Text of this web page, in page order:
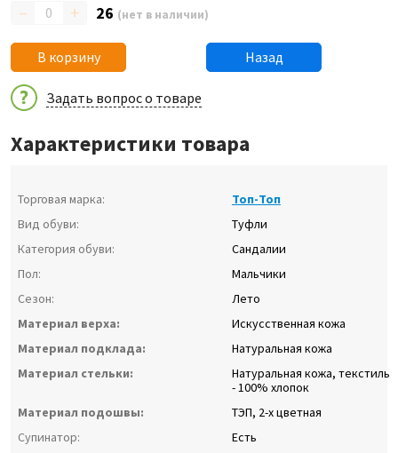
– + 26 (нет в наличии)
В корзину Назад
Задать вопрос о товаре
Характеристики товара
Торговая марка:
Топ-Топ
Вид обуви:
Туфли
Категория обуви:
Сандалии
Пол:
Мальчики
Сезон:
Лето
Материал верха:
Искусственная кожа
Материал подклада:
Натуральная кожа
Материал стельки:
Натуральная кожа, текстиль
- 100% хлопок
Материал подошвы:
ТЭП, 2-х цветная
Супинатор:
Есть